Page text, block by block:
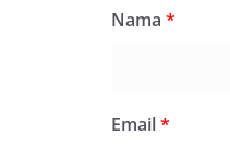
Nama *
Email*